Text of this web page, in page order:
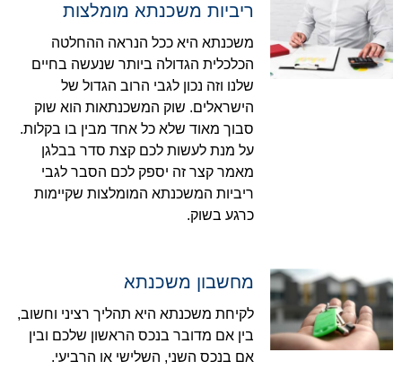
ריביות משכנתא מומלצות
משכנתא היא ככל הנראה ההחלטה
הכלכלית הגדולה ביותר שנעשה בחיים
שלנו וזה נכון לגבי הרוב הגדול של
הישראלים. שוק המשכנתאות הוא שוק
סבוך מאוד שלא כל אחד מבין בו בקלות.
על מנת לעשות לכם קצת סדר בבלגן
מאמר קצר זה יספק לכם הסבר לגבי
ריביות המשכנתא המומלצות שקיימות
כרגע בשוק.
מחשבון משכנתא
לקיחת משכנתא היא תהליך רציני וחשוב,
בין אם מדובר בנכס הראשון שלכם ובין
אם בנכס השני, השלישי או הרביעי.